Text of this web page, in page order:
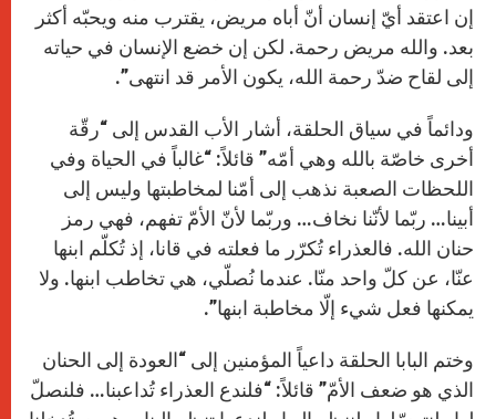
إن اعتقد أيّ إنسان أنّ أباه مريض، يقترب منه ويحبّه أكثر
بعد. والله مريض رحمة. لكن إن خضع الإنسان في حياته
إلى لقاح ضدّ رحمة الله، يكون الأمر قد انتهى”.
ودائماً في سياق الحلقة، أشار الأب القدس إلى “رقّة
أخرى خاصّة بالله وهي أمّه” قائلاً: “غالباً في الحياة وفي
اللحظات الصعبة نذهب إلى أمّنا لمخاطبتها وليس إلى
أبينا… ربّما لأنّنا نخاف… وربّما لأنّ الأمّ تفهم، فهي رمز
حنان الله. فالعذراء تُكرّر ما فعلته في قانا، إذ تُكلّم ابنها
عنّا، عن كلّ واحد منّا. عندما نُصلّي، هي تخاطب ابنها. ولا
يمكنها فعل شيء إلّا مخاطبة ابنها”.
وختم البابا الحلقة داعياً المؤمنين إلى “العودة إلى الحنان
الذي هو ضعف الأمّ” قائلاً: “فلندع العذراء تُداعبنا… فلنصلّ